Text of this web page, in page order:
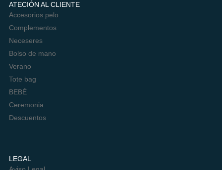
ATECIÓN AL CLIENTE
Accesorios pelo
Complementos
Neceseres
Bolso de mano
Verano
Tote bag
BEBÉ
Ceremonia
Descuentos
LEGAL